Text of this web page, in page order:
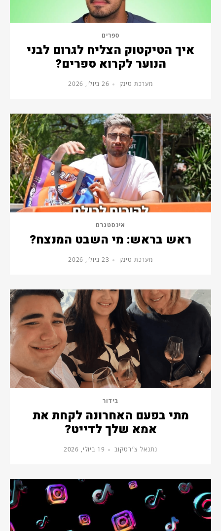
ספרים
איך הטיקטוק הצליח לגרום לבני
הנוער לקרוא ספרים?
מערכת טינק 26 ביולי, 2026
אינסטגרם
ראש בראש: מי השבט המנצח?
מערכת טינק 23 ביולי, 2026
בידור
מתי בפעם האחרונה לקחת את
אמא שלך לדייט?
נתנאל צ׳רטקוב 19 ביולי, 2026